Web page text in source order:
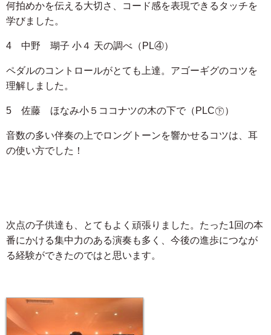
何拍めかを伝える大切さ、コード感を表現できるタッチを
学びました。
4 中野 瑚子 小４ 天の調べ（PL④）
ペダルのコントロールがとても上達。アゴーギグのコツを
理解しました。
5 佐藤 ほなみ小５ココナツの木の下で（PLC㊦）
音数の多い伴奏の上でロングトーンを響かせるコツは、耳
の使い方でした！
次点の子供達も、とてもよく頑張りました。たった1回の本
番にかける集中力のある演奏も多く、今後の進歩につなが
る経験ができたのではと思います。